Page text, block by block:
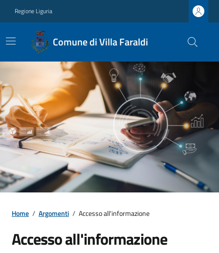
Regione Liguria
Comune di Villa Faraldi
Home / Argomenti / Accesso all'informazione
Accesso all'informazione